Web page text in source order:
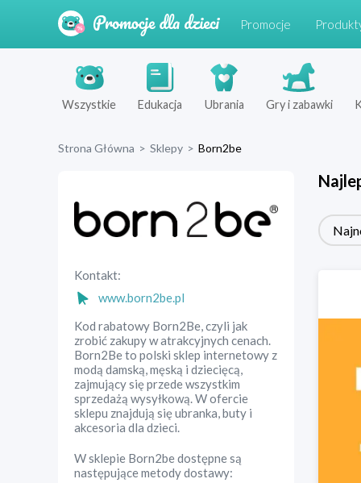
Promocje
Wszystkie Edukacja Ubrania Gry i zabawki
Strona Główna > Sklepy > Born2be
Kontakt:
www.born2be.pl
Kod rabatowy Born2Be, czyli jak
zrobić zakupy w atrakcyjnych cenach.
Born2Be to polski sklep internetowy z
modą damską, męską i dziecięcą,
zajmujący się przede wszystkim
sprzedażą wysyłkową. W ofercie
sklepu znajdują się ubranka, buty i
akcesoria dla dzieci.
W sklepie Born2bedostępne są
następujące metody dostawy: